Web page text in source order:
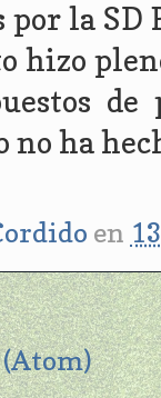
por la
hizo
no ha
en